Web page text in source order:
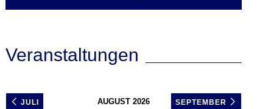
Veranstaltungen
JULI AUGUST 2026 SEPTEMBER